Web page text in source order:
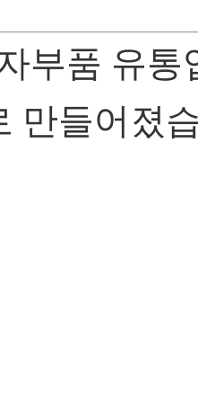
부품 유
만들어졌